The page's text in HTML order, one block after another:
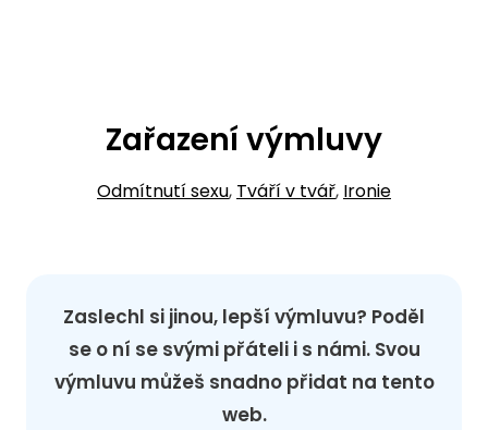
Zařazení výmluvy
Odmítnutí sexu, Tváří v tvář, Ironie
Zaslechl si jinou, lepší výmluvu? Poděl
se o ní se svými přáteli i s námi. Svou
výmluvu můžeš snadno přidat na tento
web.